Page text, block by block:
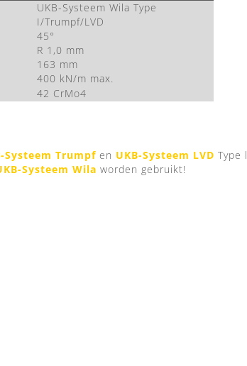
UKB-Systeem Wila Type
I/Trumpf/LVD
45°
R 1,0 mm
163 mm
400 kN/m max.
42 CrMo4
Systeem Trumpf en UKB-Systeem LVD Type l
Systeem Wila worden gebruikt!